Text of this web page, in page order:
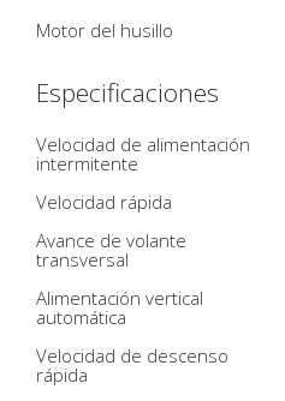
Motor del husillo
Especificaciones
Velocidad de alimentación
intermitente
Velocidad rápida
Avance de volante
transversal
Alimentación vertical
automática
Velocidad de descenso
rápida